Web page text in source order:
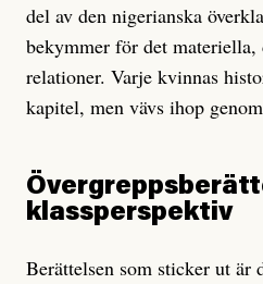
del av den nigerianska
bekymmer för det
relationer. Varje kvinnas
kapitel, men vävs ihop
klassperspektiv
Berättelsen som sticker ut är